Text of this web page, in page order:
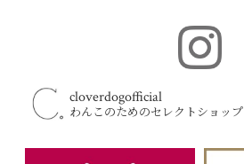
cloverdogofficial
わんこのためのセレクトショップ